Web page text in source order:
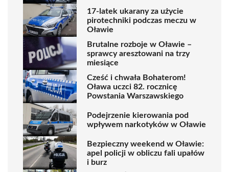
17-latek ukarany za użycie
pirotechniki podczas meczu w
Oławie
Brutalne rozboje w Oławie –
sprawcy aresztowani na trzy
miesiące
Cześć i chwała Bohaterom!
Oława uczci 82. rocznicę
Powstania Warszawskiego
Podejrzenie kierowania pod
wpływem narkotyków w Oławie
Bezpieczny weekend w Oławie:
apel policji w obliczu fali upałów
i burz